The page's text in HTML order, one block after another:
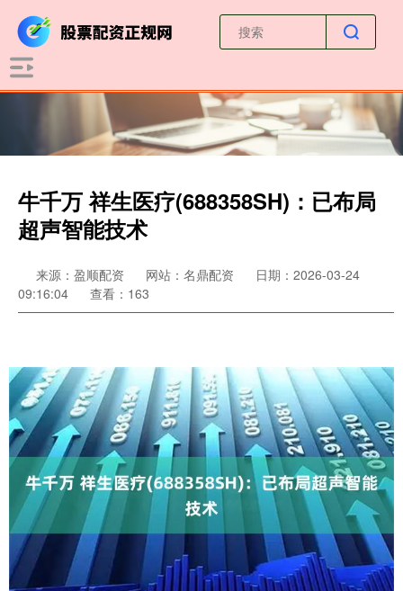
牛千万 祥生医疗(688358SH)：已布局
超声智能技术
来源：盈顺配资 网站：名鼎配资
日期：2026-03-24
09:16:04
查看：163